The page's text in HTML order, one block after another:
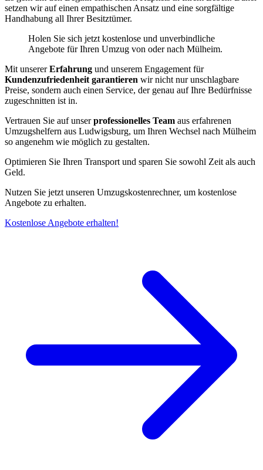
setzen wir auf einen empathischen Ansatz und eine sorgfältige
Handhabung all Ihrer Besitztümer.
Holen Sie sich jetzt kostenlose und unverbindliche
Angebote für Ihren Umzug von oder nach Mülheim.
Mit unsererErfahrung und unserem Engagement für
Kundenzufriedenheit garantieren wir nicht nur unschlagbare
Preise, sondern auch einen Service, der genau auf Ihre Bedürfnisse
zugeschnitten ist in.
Vertrauen Sie auf unserprofessionelles Team aus erfahrenen
Umzugshelfern aus Ludwigsburg, um Ihren Wechsel nach Mülheim
so angenehm wie möglich zu gestalten.
Optimieren Sie Ihren Transport und sparen Sie sowohl Zeit als auch
Geld.
Nutzen Sie jetzt unseren Umzugskostenrechner, um kostenlose
Angebote zu erhalten.
Kostenlose Angebote erhalten!